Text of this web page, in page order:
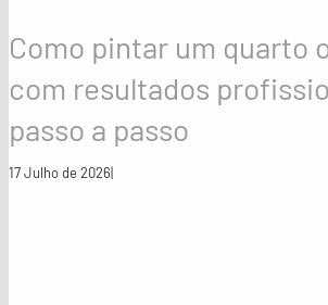
Como pintar um quarto
com resultados
passo a passo
17 Julho de 2026|